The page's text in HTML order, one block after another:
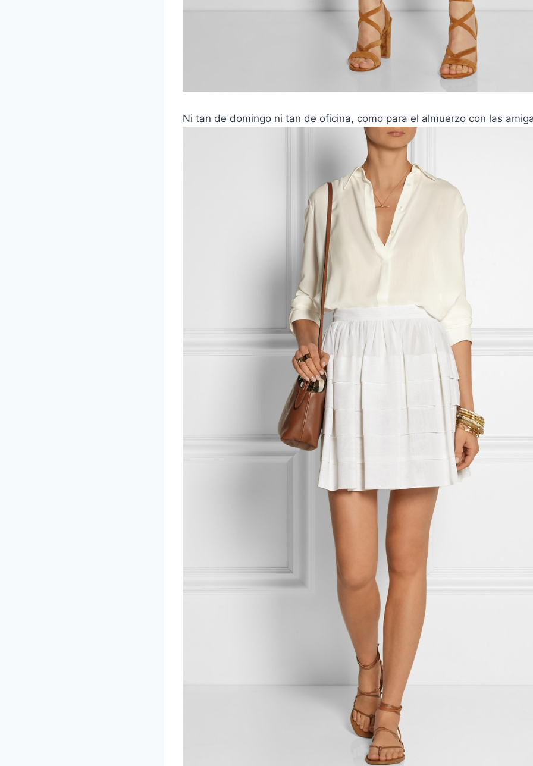
Ni tan de domingo ni tan de oficina, como para el almuerzo con las